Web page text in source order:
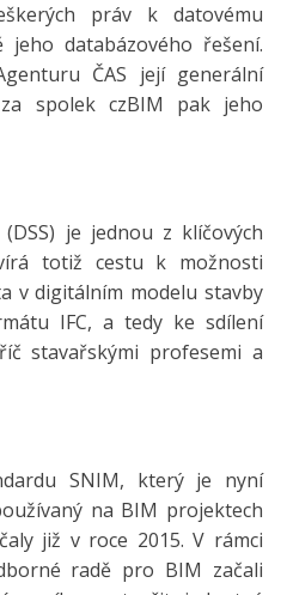
práv k datovému
jeho databázového řešení.
ČAS její generální
spolek czBIM pak jeho
je jednou z klíčových
totiž cestu k možnosti
v digitálním modelu stavby
IFC, a tedy ke sdílení
stavařskými profesemi a
SNIM, který je nyní
na BIM projektech
již v roce 2015. V rámci
radě pro BIM začali